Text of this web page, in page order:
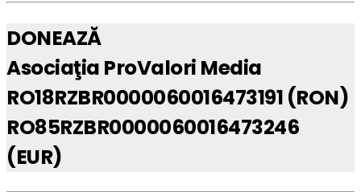
DONEAZĂ
Asociaţia ProValori Media
RO18RZBR0000060016473191 (RON)
RO85RZBR0000060016473246
(EUR)